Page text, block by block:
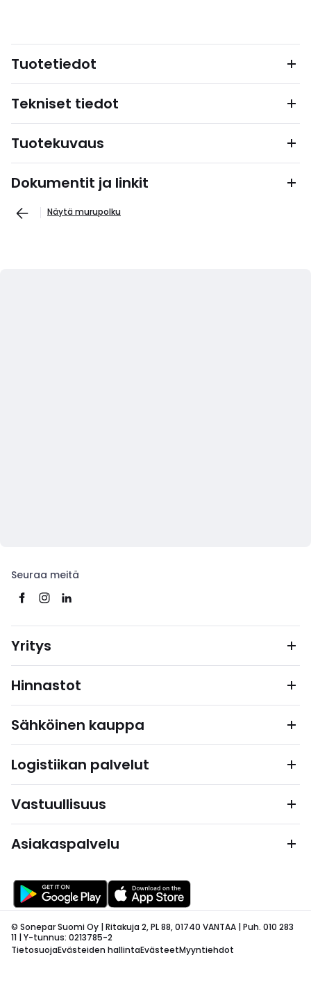
Tuotetiedot
Tekniset tiedot
Tuotekuvaus
Dokumentit ja linkit
Näytä murupolku
Seuraa meitä
Yritys
Hinnastot
Sähköinen kauppa
Logistiikan palvelut
Vastuullisuus
Asiakaspalvelu
© Sonepar Suomi Oy | Ritakuja 2, PL 88, 01740 VANTAA | Puh. 010 283
11 | Y-tunnus: 0213785-2
TietosuojaEvästeiden hallintaEvästeetMyyntiehdot